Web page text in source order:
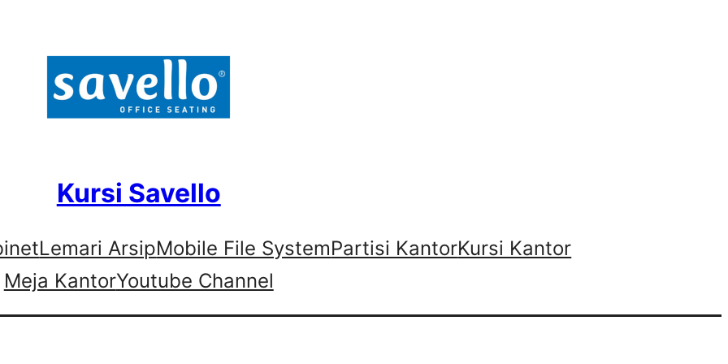
Kursi Savello
Lemari ArsipMobile File SystemPartisi KantorKursi Kantor
Meja KantorYoutube Channel